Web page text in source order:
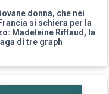
donna, che nei
si schiera per la
Madeleine Riffaud, la
di tre graph